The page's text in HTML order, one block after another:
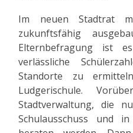
Im neuen Stadtrat
zukunftsfähig
Elternbefragung ist
verlässliche
Standorte zu
Ludgerischule.
Stadtverwaltung, die
Schulausschuss und